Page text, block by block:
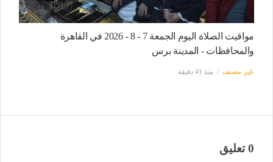
مواقيت الصلاة اليوم الجمعة 7 - 8 - 2026 في القاهرة
والمحافظات - المدينة برس
غير مصنف منذ 41 دقيقة
0 تعليق